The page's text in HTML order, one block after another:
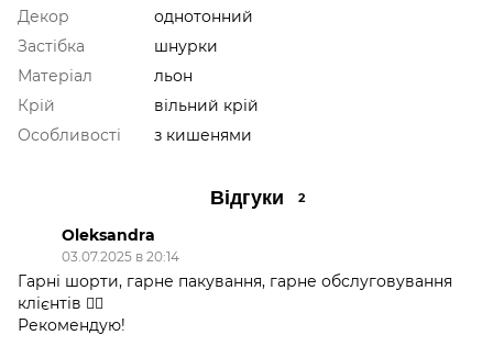
Декор
однотонний
Застібка
шнурки
Матеріал
льон
Крій
вільний крій
Особливості
з кишенями
Відгуки 2
Oleksandra
03.07.2025 в 20:14
Гарні шорти, гарне пакування, гарне обслуговування
клієнтів 👍🏻
Рекомендую!